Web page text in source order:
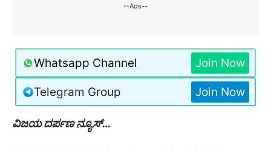
--Ads--
Whatsapp Channel Join Now
Telegram Group Join Now
ವಿಜಯ ದರ್ಪಣ ನ್ಯೂಸ್…